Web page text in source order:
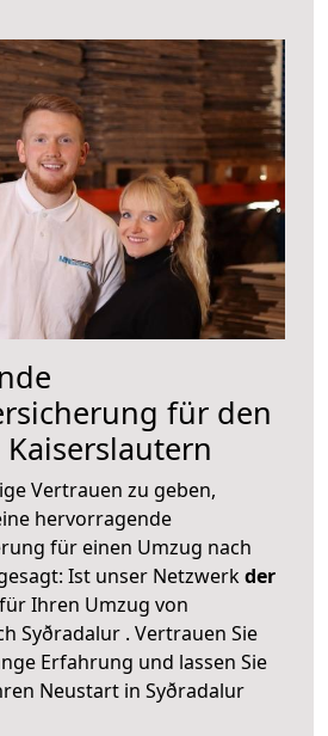
für den
Vertrauen zu geben,
hervorragende
für einen Umzug nach
Ist unser Netzwerkder
für Ihren Umzug von
Syðradalur . Vertrauen Sie
Erfahrung und lassen Sie
Neustart in Syðradalur